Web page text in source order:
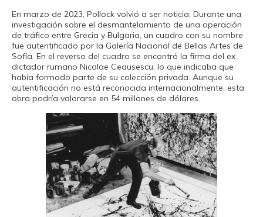
En marzo de 2023, Pollock volvió a ser noticia. Durante una
investigación sobre el desmantelamiento de una operación
de tráfico entre Grecia y Bulgaria, un cuadro con su nombre
fue autentificado por la Galería Nacional de Bellas Artes de
Sofía. En el reverso del cuadro se encontró la firma del ex
dictador rumano Nicolae Ceausescu, lo que indicaba que
había formado parte de su colección privada. Aunque su
autentificación no está reconocida internacionalmente, esta
obra podría valorarse en 54 millones de dólares.